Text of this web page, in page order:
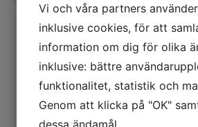
BESIKTIGAD
SNART HÄR
Larvstigen 5
RAKSTA, TYRESÖ
68 KVM
FRILIGGANDE VILLA
Vi och våra partners
inklusive cookies, för att
information om dig för olika
inklusive: bättre
funktionalitet, statistik och
Genom att klicka på "OK"
dessa ändamål.